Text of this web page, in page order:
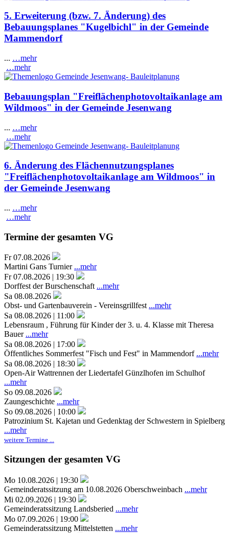
5. Erweiterung (bzw. 7. Änderung) des
Bebauungsplanes "Kugelbichl" in der Gemeinde
Mammendorf
... …mehr
…mehr
Bebauungsplan "Freiflächenphotovoltaikanlage am
Wildmoos" in der Gemeinde Jesenwang
... …mehr
…mehr
6. Änderung des Flächennutzungsplanes
"Freiflächenphotovoltaikanlage am Wildmoos" in
der Gemeinde Jesenwang
... …mehr
…mehr
Termine der gesamten VG
Fr 07.08.2026
Martini Gans Turnier ...mehr
Fr 07.08.2026 | 19:30
Dorffest der Burschenschaft ...mehr
Sa 08.08.2026
Obst- und Gartenbauverein - Vereinsgrillfest ...mehr
Sa 08.08.2026 | 11:00
Lebensraum , Führung für Kinder der 3. u. 4. Klasse mit Theresa
Bauer ...mehr
Sa 08.08.2026 | 17:00
Öffentliches Sommerfest "Fisch und Fest" in Mammendorf ...mehr
Sa 08.08.2026 | 18:30
Open-Air Wattrennen der Liedertafel Günzlhofen im Schulhof
...mehr
So 09.08.2026
Zaungeschichte ...mehr
So 09.08.2026 | 10:00
Patrozinium St. Kajetan und Gedenktag der Schwestern in Spielberg
...mehr
weitere Termine ...
Sitzungen der gesamten VG
Mo 10.08.2026 | 19:30
Gemeinderatssitzung am 10.08.2026 Oberschweinbach ...mehr
Mi 02.09.2026 | 19:30
Gemeinderatssitzung Landsberied ...mehr
Mo 07.09.2026 | 19:00
Gemeinderatssitzung Mittelstetten ...mehr